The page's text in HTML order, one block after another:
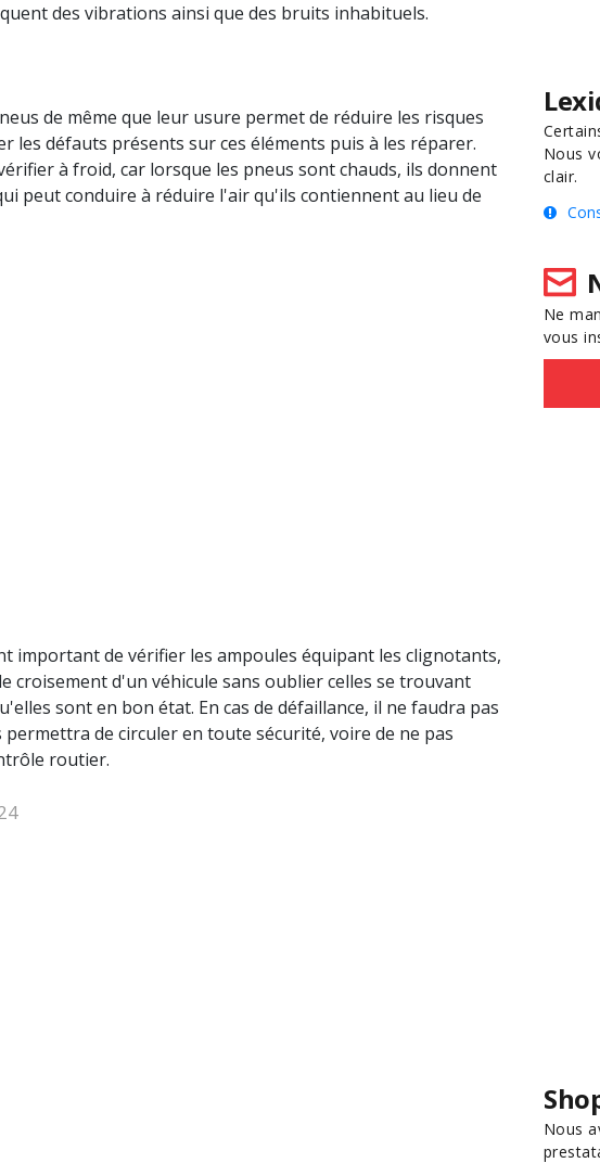
des vibrations ainsi que des bruits inhabituels.
de même que leur usure permet de réduire les risques
les défauts présents sur ces éléments puis à les réparer.
à froid, car lorsque les pneus sont chauds, ils donnent
peut conduire à réduire l'air qu'ils contiennent au lieu de
important de vérifier les ampoules équipant les clignotants,
croisement d'un véhicule sans oublier celles se trouvant
sont en bon état. En cas de défaillance, il ne faudra pas
permettra de circuler en toute sécurité, voire de ne pas
routier.
Nous
clair.
Ne
vous
Nous